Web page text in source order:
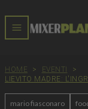
HOME > EVENTI
>
LIEVITO MADRE:
mario fiasconaro